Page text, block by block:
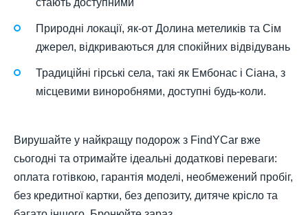
стають доступними
Природні локації, як-от Долина метеликів та Сім
джерел, відкриваються для спокійних відвідувань
Традиційні гірські села, такі як Ембонас і Сіана, з
місцевими виноробнями, доступні будь-коли.
Вирушайте у найкращу подорож з FindYCar вже
сьогодні та отримайте ідеальні додаткові переваги:
оплата готівкою, гарантія моделі, необмежений пробіг,
без кредитної картки, без депозиту, дитяче крісло та